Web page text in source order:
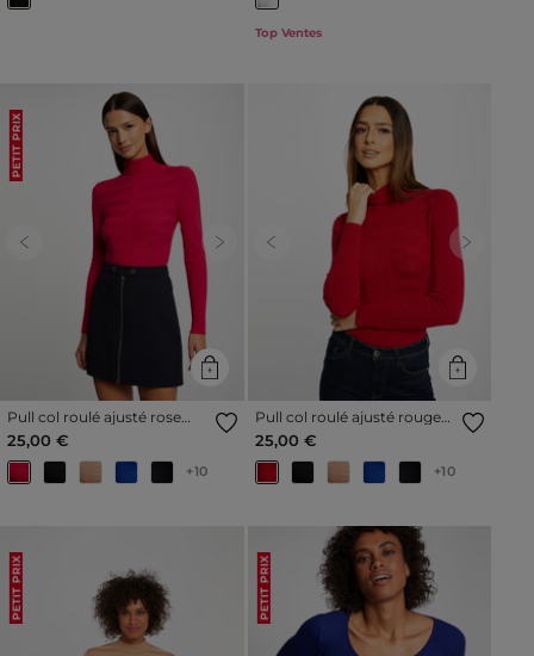
Top Ventes
PETIT PRIX
Previous Next
Pull col roulé ajusté rose
moyen femme
25,00 €
+10
Previous Next
Pull col roulé ajusté rouge
vin femme
25,00 €
+10
PETIT PRIX PETIT PRIX